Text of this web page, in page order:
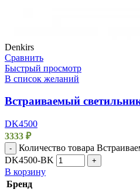
Denkirs
Сравнить
Быстрый просмотр
В список желаний
Встраиваемый
DK4500
3333 ₽
-
Количество товара
DK4500-BK
+
В корзину
Бренд